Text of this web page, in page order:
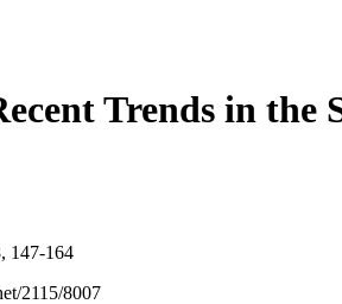
Trends in the
147-164
2115/8007